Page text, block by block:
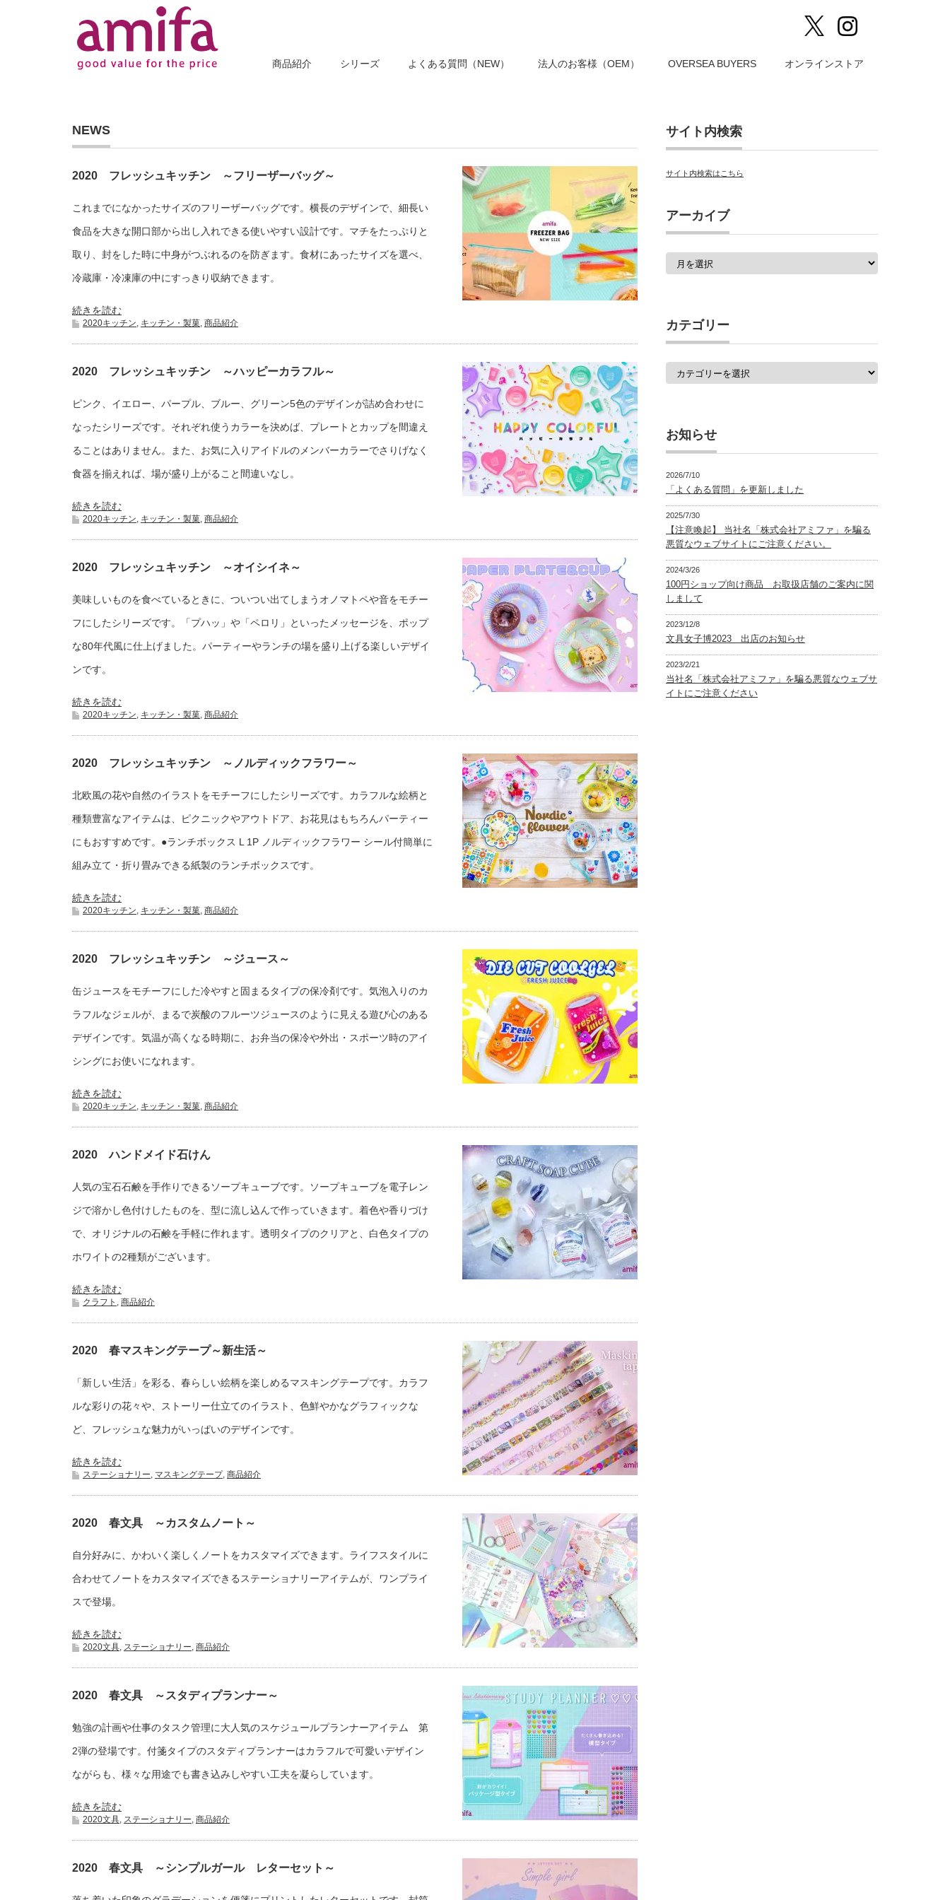
商品紹介 シリーズ よくある質問（NEW） 法人のお客様（OEM） OVERSEA BUYERS オンラインストア
NEWS
2020 フレッシュキッチン ～フリーザーバッグ～
これまでになかったサイズのフリーザーバッグです。横長のデザインで、細長い
食品を大きな開口部から出し入れできる使いやすい設計です。マチをたっぷりと
取り、封をした時に中身がつぶれるのを防ぎます。食材にあったサイズを選べ、
冷蔵庫・冷凍庫の中にすっきり収納できます。
続きを読む
2020キッチン, キッチン・製菓, 商品紹介
2020 フレッシュキッチン ～ハッピーカラフル～
ピンク、イエロー、パープル、ブルー、グリーン5色のデザインが詰め合わせに
なったシリーズです。それぞれ使うカラーを決めば、プレートとカップを間違え
ることはありません。また、お気に入りアイドルのメンバーカラーでさりげなく
食器を揃えれば、場が盛り上がること間違いなし。
続きを読む
2020キッチン, キッチン・製菓, 商品紹介
2020 フレッシュキッチン ～オイシイネ～
美味しいものを食べているときに、ついつい出てしまうオノマトペや音をモチー
フにしたシリーズです。「プハッ」や「ペロリ」といったメッセージを、ポップ
な80年代風に仕上げました。パーティーやランチの場を盛り上げる楽しいデザイ
ンです。
続きを読む
2020キッチン, キッチン・製菓, 商品紹介
2020 フレッシュキッチン ～ノルディックフラワー～
北欧風の花や自然のイラストをモチーフにしたシリーズです。カラフルな絵柄と
種類豊富なアイテムは、ピクニックやアウトドア、お花見はもちろんパーティー
にもおすすめです。●ランチボックス L 1P ノルディックフラワー シール付簡単に
組み立て・折り畳みできる紙製のランチボックスです。
続きを読む
2020キッチン, キッチン・製菓, 商品紹介
2020 フレッシュキッチン ～ジュース～
缶ジュースをモチーフにした冷やすと固まるタイプの保冷剤です。気泡入りのカ
ラフルなジェルが、まるで炭酸のフルーツジュースのように見える遊び心のある
デザインです。気温が高くなる時期に、お弁当の保冷や外出・スポーツ時のアイ
シングにお使いになれます。
続きを読む
2020キッチン, キッチン・製菓, 商品紹介
2020 ハンドメイド石けん
人気の宝石石鹸を手作りできるソープキューブです。ソープキューブを電子レン
ジで溶かし色付けしたものを、型に流し込んで作っていきます。着色や香りづけ
で、オリジナルの石鹸を手軽に作れます。透明タイプのクリアと、白色タイプの
ホワイトの2種類がございます。
続きを読む
クラフト , 商品紹介
2020 春マスキングテープ～新生活～
「新しい生活」を彩る、春らしい絵柄を楽しめるマスキングテープです。カラフ
ルな彩りの花々や、ストーリー仕立てのイラスト、色鮮やかなグラフィックな
ど、フレッシュな魅力がいっぱいのデザインです。
続きを読む
ステーショナリー, マスキングテープ, 商品紹介
2020 春文具 ～カスタムノート～
自分好みに、かわいく楽しくノートをカスタマイズできます。ライフスタイルに
合わせてノートをカスタマイズできるステーショナリーアイテムが、ワンプライ
スで登場。
続きを読む
2020文具, ステーショナリー, 商品紹介
2020 春文具 ～スタディプランナー～
勉強の計画や仕事のタスク管理に大人気のスケジュールプランナーアイテム 第
2弾の登場です。付箋タイプのスタディプランナーはカラフルで可愛いデザイン
ながらも、様々な用途でも書き込みしやすい工夫を凝らしています。
続きを読む
2020文具, ステーショナリー, 商品紹介
2020 春文具 ～シンプルガール レターセット～
サイト内検索
サイト内検索はこちら
アーカイブ
ア
カテゴリー
カ
お知らせ
2026/7/10
「よくある質問」を更新しました
2025/7/30
【注意喚起】 当社名「株式会社アミファ」を騙る
悪質なウェブサイトにご注意ください。
2024/3/26
100円ショップ向け商品 お取扱店舗のご案内に関
しまして
2023/12/8
文具女子博2023 出店のお知らせ
2023/2/21
当社名「株式会社アミファ」を騙る悪質なウェブサ
イトにご注意ください